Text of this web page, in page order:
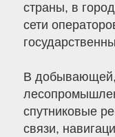
страны, в
сети
В добывающей,
спутниковые
связи,